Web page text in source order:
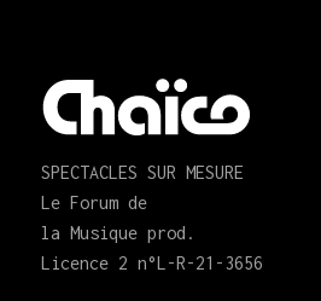
SPECTACLES SUR MESURE
Le Forum de
la Musique prod.
Licence 2 n°L-R-21-3656